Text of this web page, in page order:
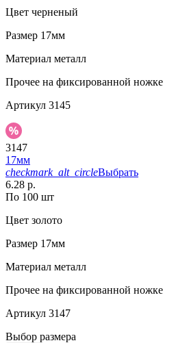
Цвет черненый
Размер 17мм
Материал металл
Прочее на фиксированной ножке
Артикул 3145
3147
17мм
checkmark_alt_circleВыбрать
6.28 р.
По 100 шт
Цвет золото
Размер 17мм
Материал металл
Прочее на фиксированной ножке
Артикул 3147
Выбор размера